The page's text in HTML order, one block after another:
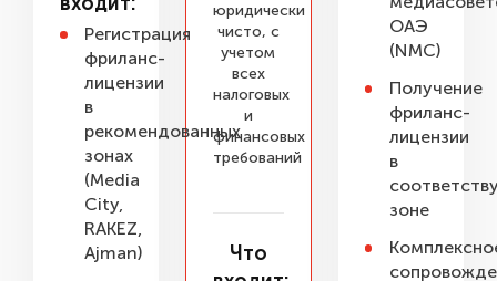
Регистрация
фриланс-
лицензии
в
рекомендованных
зонах
(Media
City,
RAKEZ,
Ajman)
юридически
чисто, с
учетом
всех
налоговых
и
финансовых
требований
Что
ОАЭ
(NMC)
Получение
фриланс-
лицензии
в
зоне